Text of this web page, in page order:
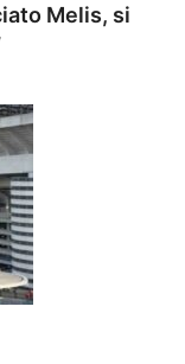
Melis, si